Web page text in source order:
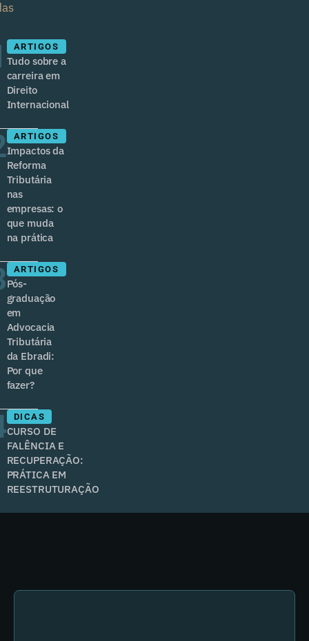
ARTIGOS
Tudo sobre a
carreira em
Direito
Internacional
ARTIGOS
Impactos da
Reforma
Tributária
nas
empresas: o
que muda
na prática
ARTIGOS
Pós-
graduação
em
Advocacia
Tributária
da Ebradi:
Por que
fazer?
DICAS
CURSO DE
FALÊNCIA E
RECUPERAÇÃO:
PRÁTICA EM
REESTRUTURAÇÃO